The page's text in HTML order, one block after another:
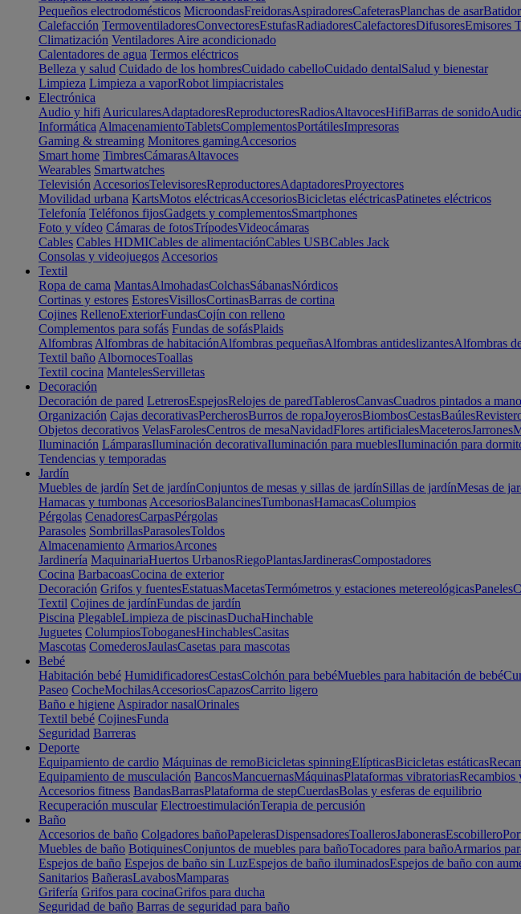
Pequeños electrodomésticos MicroondasFreidorasAspiradoresCafeterasPlanchas de asar
Calefacción TermoventiladoresConvectoresEstufasRadiadoresCalefactoresDifusoresEmisores
Climatización Ventiladores Aire acondicionado
Calentadores de agua Termos eléctricos
Belleza y salud Cuidado de los hombresCuidado cabelloCuidado dentalSalud y bienestar
Limpieza Limpieza a vaporRobot limpiacristales
Electrónica
Audio y hifi AuricularesAdaptadoresReproductoresRadiosAltavocesHifiBarras de sonido
Informática AlmacenamientoTabletsComplementosPortátilesImpresoras
Gaming & streaming Monitores gamingAccesorios
Smart home TimbresCámarasAltavoces
Wearables Smartwatches
Televisión AccesoriosTelevisoresReproductoresAdaptadoresProyectores
Movilidad urbana KartsMotos eléctricasAccesoriosBicicletas eléctricasPatinetes eléctricos
Telefonía Teléfonos fijosGadgets y complementosSmartphones
Foto y vídeo Cámaras de fotosTrípodesVideocámaras
Cables Cables HDMICables de alimentaciónCables USBCables Jack
Consolas y videojuegos Accesorios
Textil
Ropa de cama MantasAlmohadasColchasSábanasNórdicos
Cortinas y estores EstoresVisillosCortinasBarras de cortina
Cojines RellenoExteriorFundasCojín con relleno
Complementos para sofás Fundas de sofásPlaids
Alfombras Alfombras de habitaciónAlfombras pequeñasAlfombras antideslizantesAlfombras
Textil baño AlbornocesToallas
Textil cocina MantelesServilletas
Decoración
Decoración de pared LetrerosEspejosRelojes de paredTablerosCanvasCuadros pintados a mano
Organización Cajas decorativasPercherosBurros de ropaJoyerosBiombosCestasBaúles
Objetos decorativos VelasFarolesCentros de mesaNavidadFlores artificialesMaceterosJarrones
Iluminación LámparasIluminación decorativaIluminación para mueblesIluminación para
Tendencias y temporadas
Jardín
Muebles de jardín Set de jardínConjuntos de mesas y sillas de jardínSillas de jardínMesas de
Hamacas y tumbonas AccesoriosBalancinesTumbonasHamacasColumpios
Pérgolas CenadoresCarpasPérgolas
Parasoles SombrillasParasolesToldos
Almacenamiento ArmariosArcones
Jardinería MaquinariaHuertos UrbanosRiegoPlantasJardinerasCompostadores
Cocina BarbacoasCocina de exterior
Decoración Grifos y fuentesEstatuasMacetasTermómetros y estaciones metereológicasPaneles
Textil Cojines de jardínFundas de jardín
Piscina PlegableLimpieza de piscinasDuchaHinchable
Juguetes ColumpiosToboganesHinchablesCasitas
Mascotas ComederosJaulasCasetas para mascotas
Bebé
Habitación bebé HumidificadoresCestasColchón para bebéMuebles para habitación de bebé
Paseo CocheMochilasAccesoriosCapazosCarrito ligero
Baño e higiene Aspirador nasalOrinales
Textil bebé CojinesFunda
Seguridad Barreras
Deporte
Equipamiento de cardio Máquinas de remoBicicletas spinningElípticasBicicletas estáticas
Equipamiento de musculación BancosMancuernasMáquinasPlataformas vibratoriasRecambios
Accesorios fitness BandasBarrasPlataforma de stepCuerdasBolas y esferas de equilibrio
Recuperación muscular ElectroestimulaciónTerapia de percusión
Baño
Accesorios de baño Colgadores bañoPapelerasDispensadoresToallerosJabonerasEscobillero
Muebles de baño BotiquinesConjuntos de muebles para bañoTocadores para bañoArmarios
Espejos de baño Espejos de baño sin LuzEspejos de baño iluminadosEspejos de baño con
Sanitarios BañerasLavabosMamparas
Grifería Grifos para cocinaGrifos para ducha
Seguridad de baño Barras de seguridad para baño